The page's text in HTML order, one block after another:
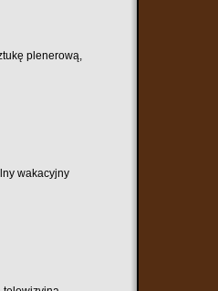
plenerową,
wakacyjny